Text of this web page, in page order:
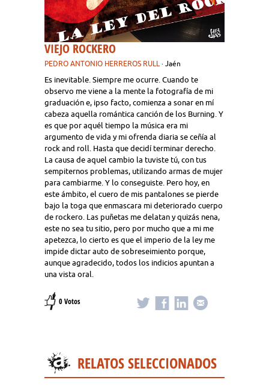
VIEJO ROCKERO
PEDRO ANTONIO HERREROS RULL · Jaén
Es inevitable. Siempre me ocurre. Cuando te
observo me viene a la mente la fotografía de mi
graduación e, ipso facto, comienza a sonar en mí
cabeza aquella romántica canción de los Burning. Y
es que por aquél tiempo la música era mi
argumento de vida y mi ofrenda diaria se ceñía al
rock and roll. Hasta que decidí terminar derecho.
La causa de aquel cambio la tuviste tú, con tus
sempiternos problemas, utilizando armas de mujer
para cambiarme. Y lo conseguiste. Pero hoy, en
este ámbito, el cuero de mis pantalones se pierde
bajo la toga que enmascara mi deteriorado cuerpo
de rockero. Las puñetas me delatan y quizás nena,
este no sea tu sitio, pero por mucho que a mi me
apetezca, lo cierto es que el imperio de la ley me
impide dictar auto de sobreseimiento porque,
aunque agradecido, todos los indicios apuntan a
una vista oral.
0 Votos
RELATOS SELECCIONADOS